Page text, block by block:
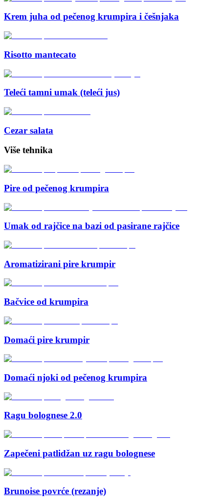
Krem juha od pečenog krumpira i češnjaka
Risotto mantecato
Teleći tamni umak (teleći jus)
Cezar salata
Više tehnika
Pire od pečenog krumpira
Umak od rajčice na bazi od pasirane rajčice
Aromatizirani pire krumpir
Bačvice od krumpira
Domaći pire krumpir
Domaći njoki od pečenog krumpira
Ragu bolognese 2.0
Zapečeni patlidžan uz ragu bolognese
Brunoise povrće (rezanje)